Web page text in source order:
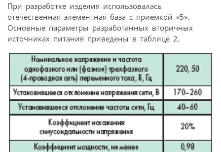
При разработке изделия использовалась
отечественная элементная база с приемкой «5».
Основные параметры разработанных вторичных
источниках питания приведены в таблице 2.